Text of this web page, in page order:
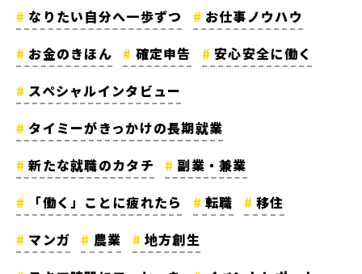
なりたい自分へ一歩ずつ
お仕事ノウハウ
お金のきほん
確定申告
安心安全に働く
スペシャルインタビュー
タイミーがきっかけの長期就業
新たな就職のカタチ
副業・兼業
「働く」ことに疲れたら
転職
移住
マンガ
農業
地方創生